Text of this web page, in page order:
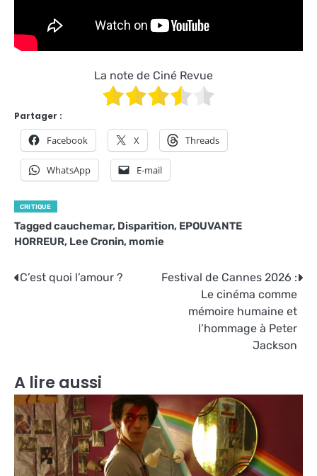
La note de Ciné Revue
Partager :
Facebook X Threads
WhatsApp E-mail
CRITIQUE
Taggedcauchemar, Disparition, EPOUVANTE
HORREUR, Lee Cronin, momie
Navigation
C’est quoi l’amour ?
Festival de Cannes 2026 :
Le cinéma comme
mémoire humaine et
l’hommage à Peter
Jackson
A lire aussi